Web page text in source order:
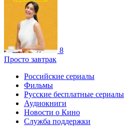
8
Просто завтрак
Российские сериалы
Фильмы
Русские бесплатные сериалы
Аудиокниги
Новости о Кино
Служба поддержки